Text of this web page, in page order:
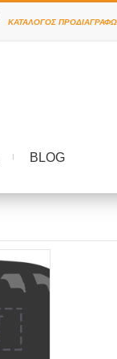
ΚΑΤΆΛΟΓΟΣ
BLOG